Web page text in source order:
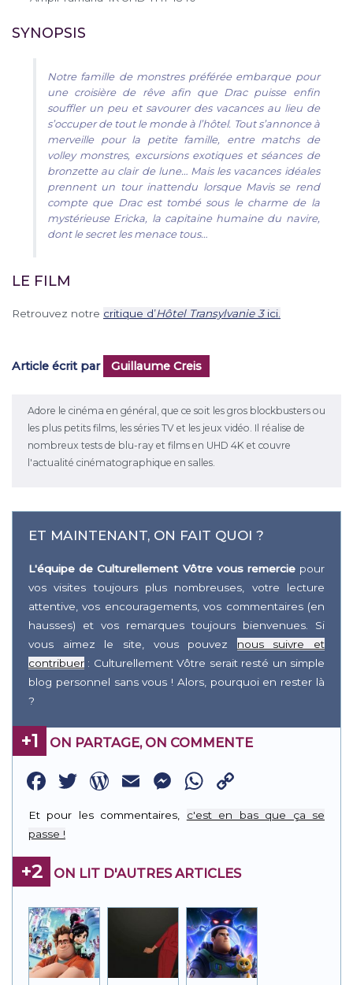
SYNOPSIS
Notre famille de monstres préférée embarque pour
une croisière de rêve afin que Drac puisse enfin
souffler un peu et savourer des vacances au lieu de
s’occuper de tout le monde à l’hôtel. Tout s’annonce à
merveille pour la petite famille, entre matchs de
volley monstres, excursions exotiques et séances de
bronzette au clair de lune… Mais les vacances idéales
prennent un tour inattendu lorsque Mavis se rend
compte que Drac est tombé sous le charme de la
mystérieuse Ericka, la capitaine humaine du navire,
dont le secret les menace tous…
LE FILM
Retrouvez notre critique d’Hôtel Transylvanie 3ici.
Article écrit par Guillaume Creis
Adore le cinéma en général, que ce soit les gros blockbusters ou
les plus petits films, les séries TV et les jeux vidéo. Il réalise de
nombreux tests de blu-ray et films en UHD 4K et couvre
l'actualité cinématographique en salles.
ET MAINTENANT, ON FAIT QUOI ?
L'équipe de Culturellement Vôtre vous remerciepour
vos visites toujours plus nombreuses, votre lecture
attentive, vos encouragements, vos commentaires (en
hausses) et vos remarques toujours bienvenues. Si
vous aimez le site, vous pouvez nous suivre et
contribuer : Culturellement Vôtre serait resté un simple
blog personnel sans vous ! Alors, pourquoi en rester là
?
+1 ON PARTAGE, ON COMMENTE
Facebook
Twitter
WordPress
EmailMessenger
WhatsApp
Link
Et pour les commentaires, c'est en bas que ça se
passe !
+2 ON LIT D'AUTRES ARTICLES